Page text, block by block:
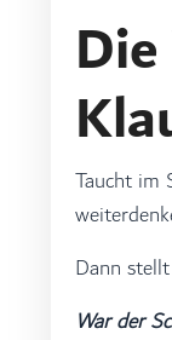
Taucht im
Dann
War der